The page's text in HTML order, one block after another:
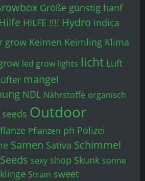
Größe günstig hanf
Hilfe HILFE !!!! Hydro indica
grow Keimen Keimling Klima
led grow lights licht Luft
mangel
NDL Nährstoffe organisch
Outdoor
Pflanzen ph Polizei
Samen Sativa Schimmel
Seeds sexy shop Skunk sonne
Strain sweet